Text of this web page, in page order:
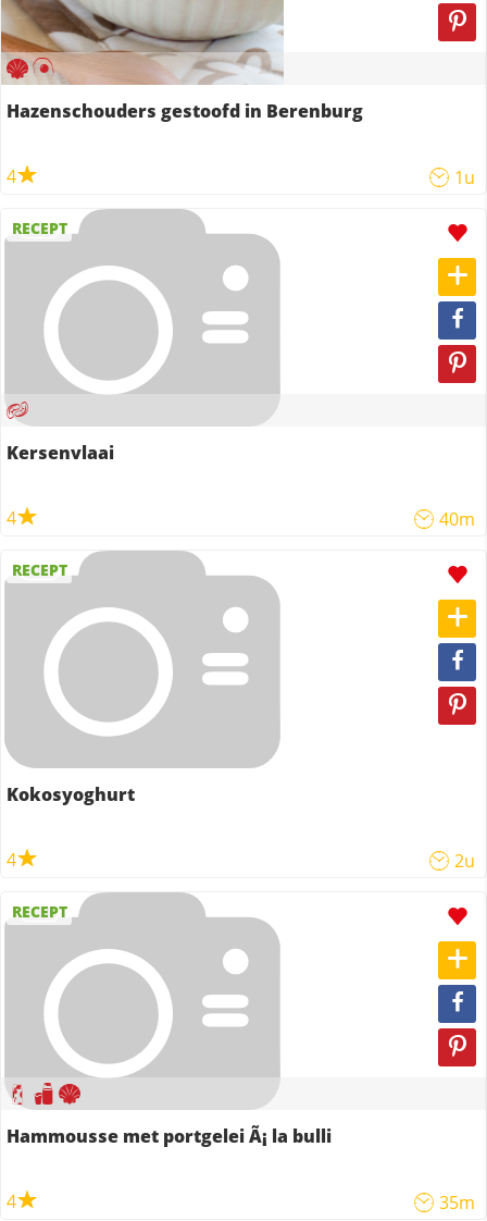
Hazenschouders gestoofd in Berenburg
4 1u
RECEPT
Kersenvlaai
4 40m
RECEPT
Kokosyoghurt
4 2u
RECEPT
Hammousse met portgelei Ã¡ la bulli
4 35m